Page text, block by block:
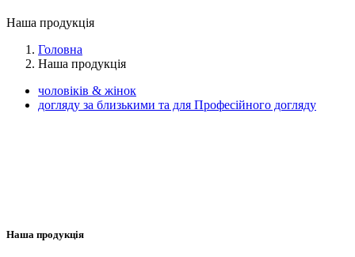
Наша продукція
Головна
Наша продукція
чоловіків & жінок
догляду за близькими та для Професійного догляду
Наша продукція